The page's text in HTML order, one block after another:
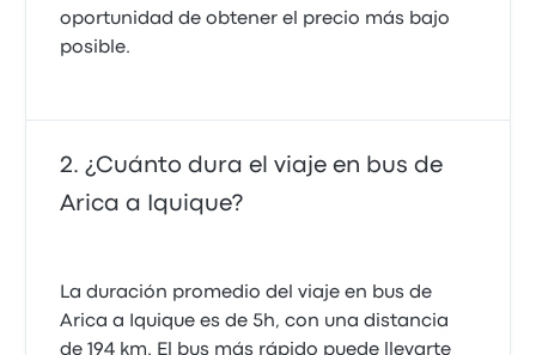
oportunidad de obtener el precio más bajo
posible.
¿Cuánto dura el viaje en bus de
Arica a Iquique?
La duración promedio del viaje en bus de
Arica a Iquique es de 5h, con una distancia
de 194 km. El bus más rápido puede llevarte